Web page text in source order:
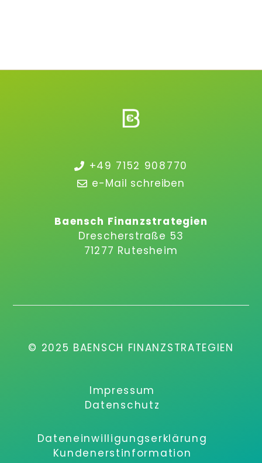
+49 7152 908770
e-Mail schreiben
Baensch Finanzstrategien
Drescherstraße 53
71277 Rutesheim
© 2025 BAENSCH FINANZSTRATEGIEN
Impressum
Datenschutz
Dateneinwilligungserklärung
Kundenerstinformation